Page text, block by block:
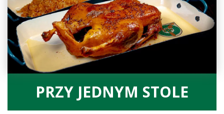
PRZY JEDNYM STOLE